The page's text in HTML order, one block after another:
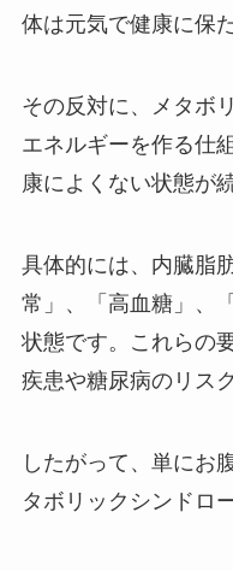
体は元気で健康に保
その反対に、メタボ
エネルギーを作る仕
康によくない状態が
具体的には、内臓脂
常」、「高血糖」、
状態です。これらの
疾患や糖尿病のリス
したがって、単にお
タボリックシンドロ